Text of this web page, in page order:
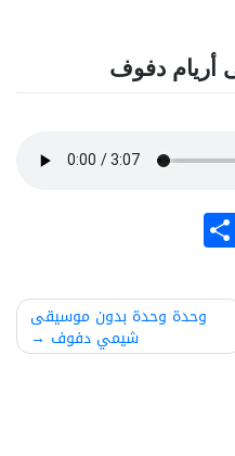
دفوف
نشر
وحدة وحدة بدون موسيقى
شيمي دفوف